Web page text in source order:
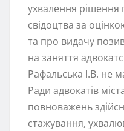
ухвалення рішення
свідоцтва за
та про видачу
на заняття
Рафальська І.В. не
Ради адвокатів
повноважень
стажування,